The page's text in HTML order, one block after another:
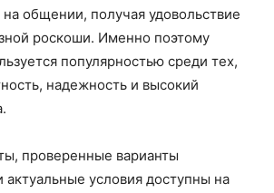
на общении, получая удовольствие
роскоши. Именно поэтому
популярностью среди тех,
надежность и высокий
проверенные варианты
условия доступны на